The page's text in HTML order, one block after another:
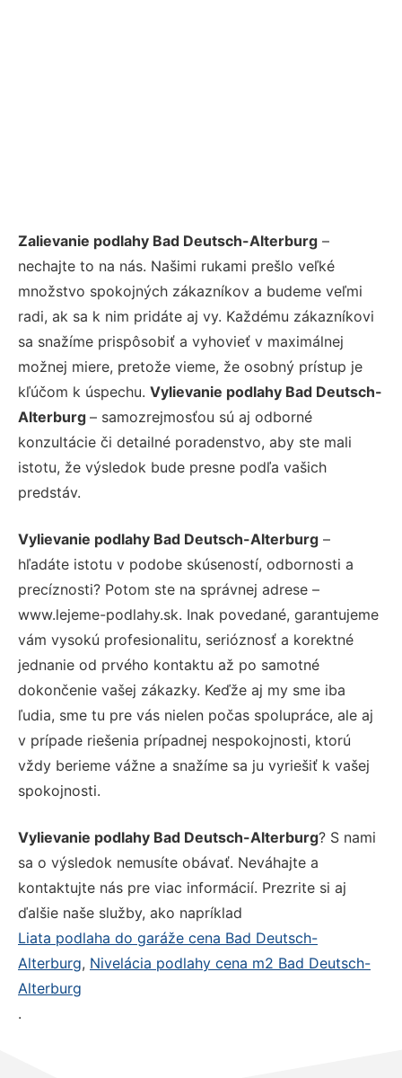
Zalievanie podlahy Bad Deutsch-Alterburg –
nechajte to na nás. Našimi rukami prešlo veľké
množstvo spokojných zákazníkov a budeme veľmi
radi, ak sa k nim pridáte aj vy. Každému zákazníkovi
sa snažíme prispôsobiť a vyhovieť v maximálnej
možnej miere, pretože vieme, že osobný prístup je
kľúčom k úspechu. Vylievanie podlahy Bad Deutsch-
Alterburg – samozrejmosťou sú aj odborné
konzultácie či detailné poradenstvo, aby ste mali
istotu, že výsledok bude presne podľa vašich
predstáv.
Vylievanie podlahy Bad Deutsch-Alterburg –
hľadáte istotu v podobe skúseností, odbornosti a
precíznosti? Potom ste na správnej adrese –
www.lejeme-podlahy.sk. Inak povedané, garantujeme
vám vysokú profesionalitu, serióznosť a korektné
jednanie od prvého kontaktu až po samotné
dokončenie vašej zákazky. Keďže aj my sme iba
ľudia, sme tu pre vás nielen počas spolupráce, ale aj
v prípade riešenia prípadnej nespokojnosti, ktorú
vždy berieme vážne a snažíme sa ju vyriešiť k vašej
spokojnosti.
Vylievanie podlahy Bad Deutsch-Alterburg? S nami
sa o výsledok nemusíte obávať. Neváhajte a
kontaktujte nás pre viac informácií. Prezrite si aj
ďalšie naše služby, ako napríklad
Liata podlaha do garáže cena Bad Deutsch-
Alterburg, Nivelácia podlahy cena m2 Bad Deutsch-
Alterburg
.